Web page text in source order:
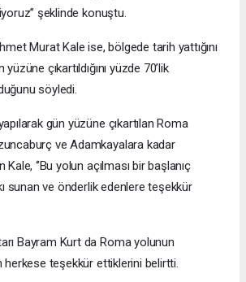
şeklinde konuştu.
Murat Kale ise, bölgede tarih yattığını
çıkartıldığını yüzde 70’lik
söyledi.
gün yüzüne çıkartılan Roma
ve Adamkayalara kadar
Kale, ‘’Bu yolun açılması bir başlanıç
sunan ve önderlik edenlere teşekkür
Bayram Kurt da Roma yolunun
herkese teşekkür ettiklerini belirtti.